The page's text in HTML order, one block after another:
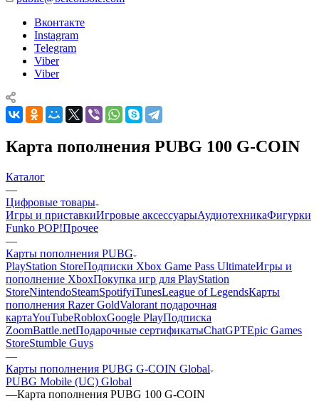
Вконтакте
Instagram
Telegram
Viber
Viber
Карта пополнения PUBG 100 G-COIN
Каталог
—
Цифровые товары
Игры и приставкиИгровые аксессуарыАудиотехникаФигурки
Funko POP!Прочее
—
Карты пополнения PUBG
PlayStation StoreПодписки Xbox Game Pass UltimateИгры и
пополнение XboxПокупка игр для PlayStation
StoreNintendoSteamSpotifyiTunesLeague of LegendsКарты
пополнения Razer GoldValorant подарочная
картаYouTubeRobloxGoogle PlayПодписка
ZoomBattle.netПодарочные сертификатыChatGPTEpic Games
StoreStumble Guys
—
Карты пополнения PUBG G-COIN Global
PUBG Mobile (UC) Global
—Карта пополнения PUBG 100 G-COIN